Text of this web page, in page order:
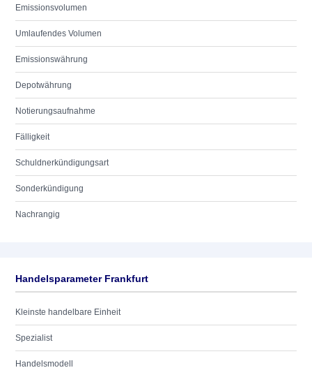
Emissionsvolumen
Umlaufendes Volumen
Emissionswährung
Depotwährung
Notierungsaufnahme
Fälligkeit
Schuldnerkündigungsart
Sonderkündigung
Nachrangig
Handelsparameter Frankfurt
Kleinste handelbare Einheit
Spezialist
Handelsmodell